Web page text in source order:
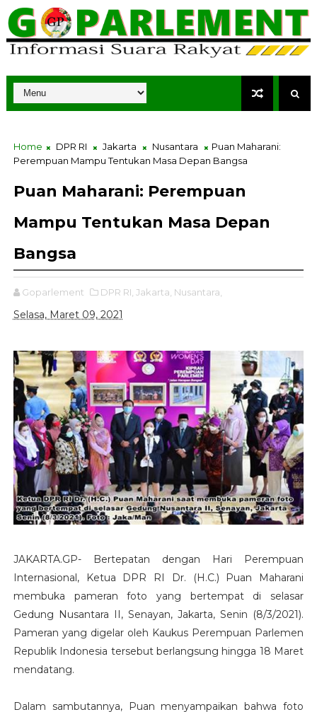
Home DPR RI Jakarta Nusantara
Puan Maharani:
Perempuan Mampu Tentukan Masa Depan Bangsa
Puan Maharani: Perempuan
Mampu Tentukan Masa Depan
Bangsa
Goparlement DPR RI, Jakarta, Nusantara,
Selasa, Maret 09, 2021
JAKARTA.GP- Bertepatan dengan Hari Perempuan
Internasional, Ketua DPR RI Dr. (H.C.) Puan Maharani
membuka pameran foto yang bertempat di selasar
Gedung Nusantara II, Senayan, Jakarta, Senin (8/3/2021).
Pameran yang digelar oleh Kaukus Perempuan Parlemen
Republik Indonesia tersebut berlangsung hingga 18 Maret
mendatang.
Dalam sambutannya, Puan menyampaikan bahwa foto